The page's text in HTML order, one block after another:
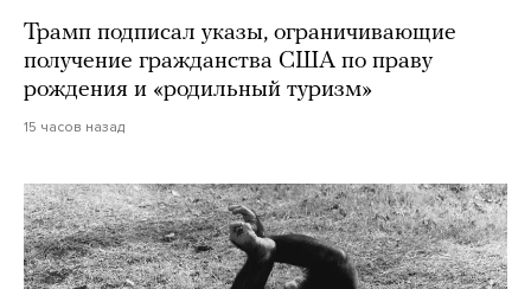
Трамп подписал указы, ограничивающие
получение гражданства США по праву
рождения и «родильный туризм»
15 часов назад